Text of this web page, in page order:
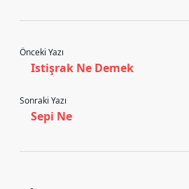
Önceki Yazı
Istişrak Ne Demek
Sonraki Yazı
Sepi Ne